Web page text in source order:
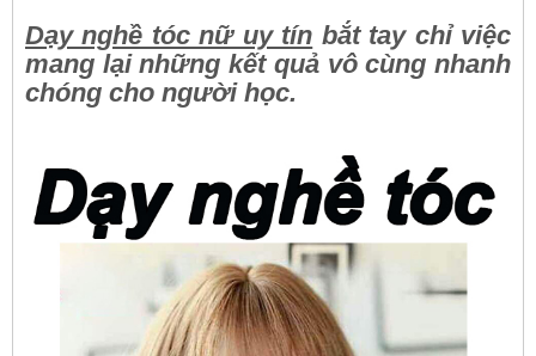
Dạy nghề tóc nữ uy tín bắt tay chỉ việc
mang lại những kết quả vô cùng nhanh
chóng cho người học.